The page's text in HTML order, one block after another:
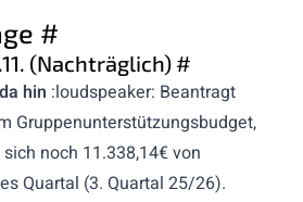
#
(Nachträglich) #
hin :loudspeaker: Beantragt
Gruppenunterstützungsbudget,
noch 11.338,14€ von
Quartal (3. Quartal 25/26).